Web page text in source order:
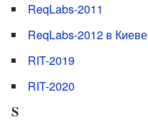
ReqLabs-2011
ReqLabs-2012 в Киеве
RIT-2019
RIT-2020
S